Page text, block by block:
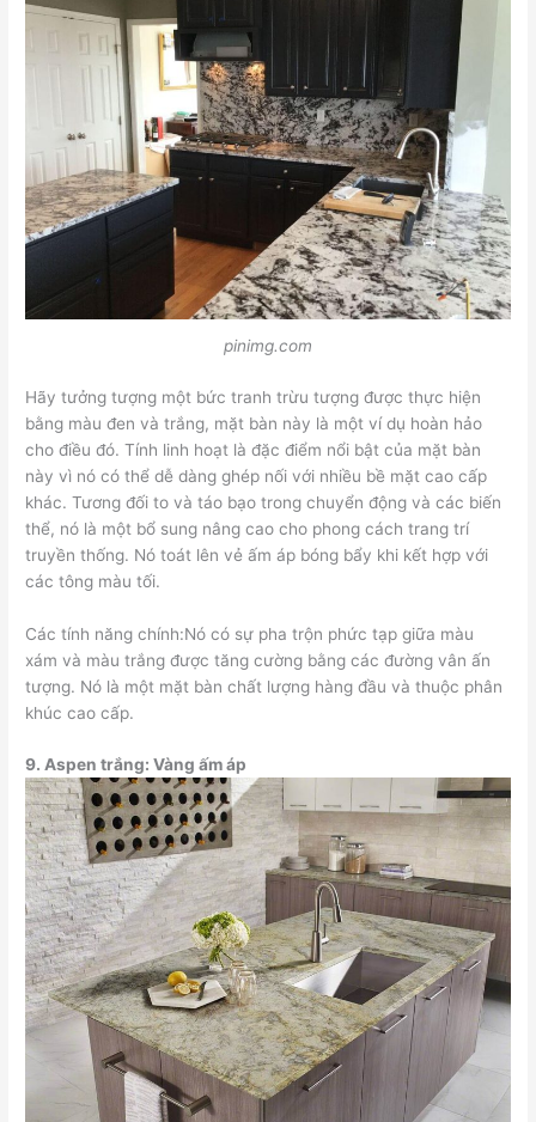
pinimg.com
Hãy tưởng tượng một bức tranh trừu tượng được thực hiện
bằng màu đen và trắng, mặt bàn này là một ví dụ hoàn hảo
cho điều đó. Tính linh hoạt là đặc điểm nổi bật của mặt bàn
này vì nó có thể dễ dàng ghép nối với nhiều bề mặt cao cấp
khác. Tương đối to và táo bạo trong chuyển động và các biến
thể, nó là một bổ sung nâng cao cho phong cách trang trí
truyền thống. Nó toát lên vẻ ấm áp bóng bẩy khi kết hợp với
các tông màu tối.
Các tính năng chính:Nó có sự pha trộn phức tạp giữa màu
xám và màu trắng được tăng cường bằng các đường vân ấn
tượng. Nó là một mặt bàn chất lượng hàng đầu và thuộc phân
khúc cao cấp.
9.Aspen trắng: Vàng ấm áp